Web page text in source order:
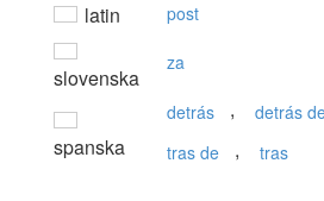
latin post
slovenska
za
spanska
detrás , detrás
tras de , tras